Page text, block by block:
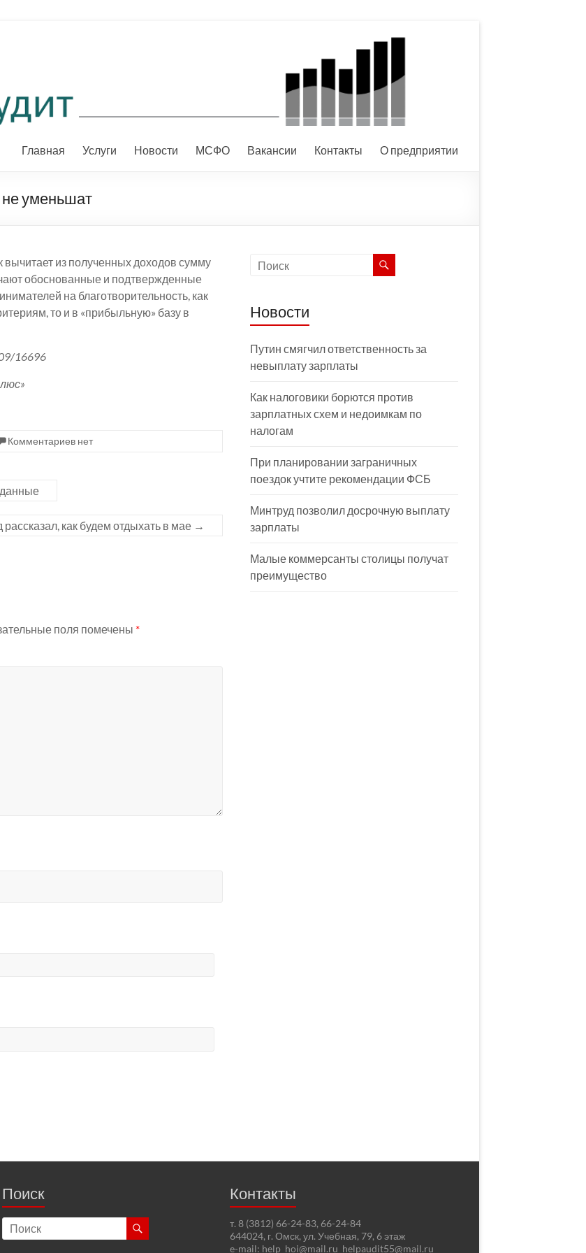
Главная Услуги Новости МСФО Вакансии Контакты О предприятии
уменьшат
из полученных доходов сумму
обоснованные и подтвержденные
на благотворительность, как
то и в «прибыльную» базу в
16696
Комментариев нет
рассказал, как будем отдыхать в мае →
поля помечены *
Новости
Путин смягчил ответственность за
невыплату зарплаты
Как налоговики борются против
зарплатных схем и недоимкам по
налогам
При планировании заграничных
поездок учтите рекомендации ФСБ
Минтруд позволил досрочную выплату
зарплаты
Малые коммерсанты столицы получат
преимущество
Поиск Контакты
т. 8 (3812) 66-24-83, 66-24-84
644024, г. Омск, ул. Учебная, 79, 6 этаж
e-mail: help_hoi@mail.ru helpaudit55@mail.ru